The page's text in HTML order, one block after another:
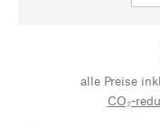
alle Preise
CO₂-